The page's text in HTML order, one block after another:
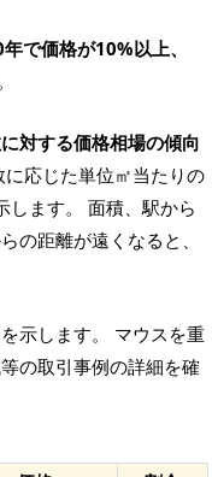
で価格が10%以上、
対する価格相場の傾向
応じた単位㎡当たりの
します。 面積、駅から
の距離が遠くなると、
示します。 マウスを重
の取引事例の詳細を確